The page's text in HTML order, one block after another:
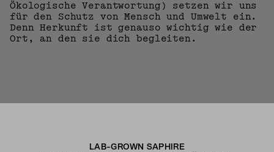
Ökologische Verantwortung) setzen wir uns
für den Schutz von Mensch und Umwelt ein.
Denn Herkunft ist genauso wichtig wie der
Ort, an den sie dich begleiten.
LAB-GROWN SAPHIRE